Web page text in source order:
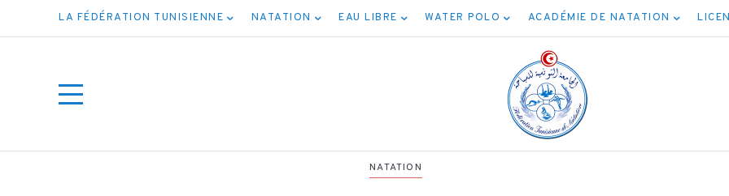
LA FÉDÉRATION TUNISIENNE NATATION EAU LIBRE WATER POLO ACADÉMIE DE NATATION
NATATION